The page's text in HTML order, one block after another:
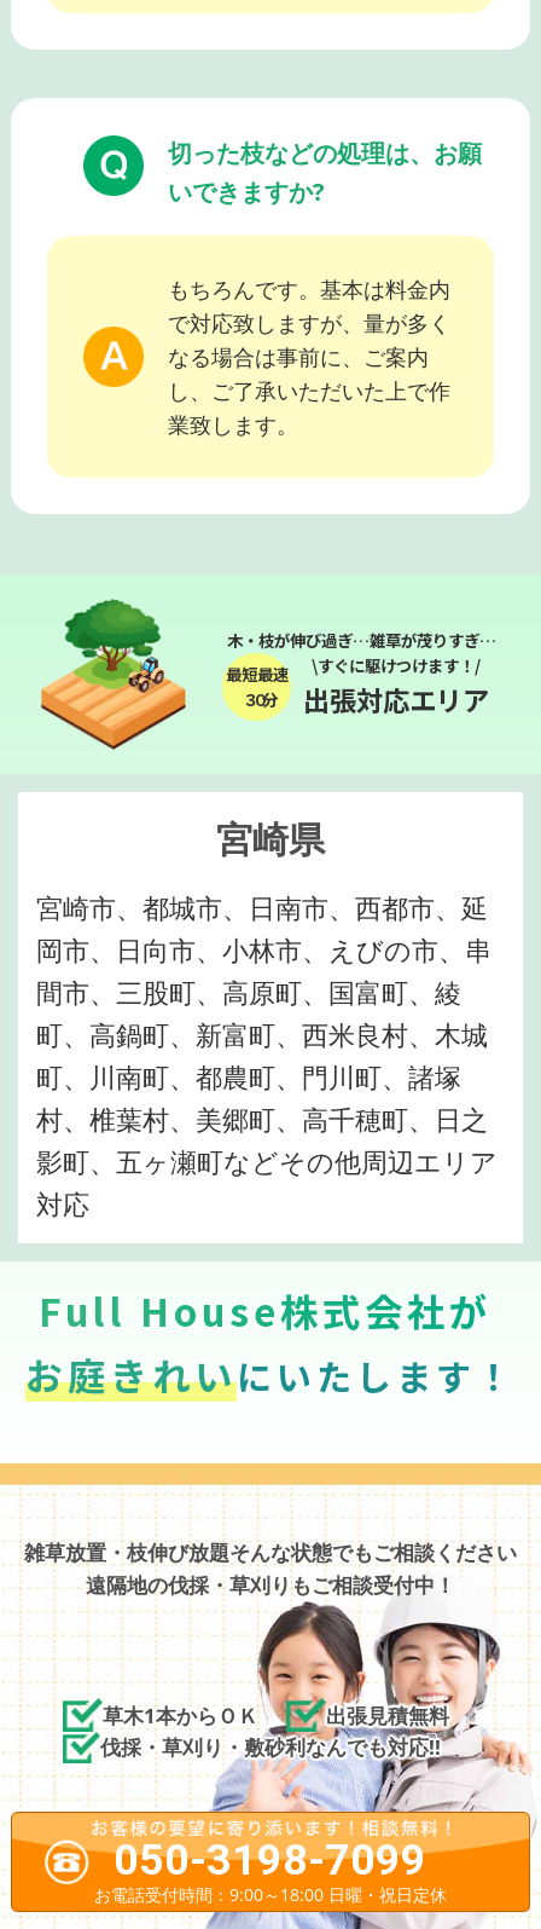
切った枝などの処理は、お願
いできますか?
もちろんです。基本は料金内
で対応致しますが、量が多く
なる場合は事前に、ご案内
し、ご了承いただいた上で作
業致します。
木・枝が伸び過ぎ…雑草が茂りすぎ…
最短最速
３０分
\すぐに駆けつけます！/
出張対応エリア
宮崎県
宮崎市、都城市、日南市、西都市、延
岡市、日向市、小林市、えびの市、串
間市、三股町、高原町、国富町、綾
町、高鍋町、新富町、西米良村、木城
町、川南町、都農町、門川町、諸塚
村、椎葉村、美郷町、高千穂町、日之
影町、五ヶ瀬町などその他周辺エリア
対応
Full House株式会社が
お庭きれいにいたします！
雑草放置・枝伸び放題そんな状態でもご相談ください
遠隔地の伐採・草刈りもご相談受付中！
草木1本からＯＫ
出張見積無料
伐採・草刈り・敷砂利なんでも対応!!
050-3198-7099
お電話受付時間：9:00～18:00 日曜・祝日定休